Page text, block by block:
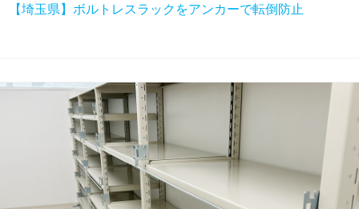
【埼玉県】ボルトレスラックをアンカーで転倒防止